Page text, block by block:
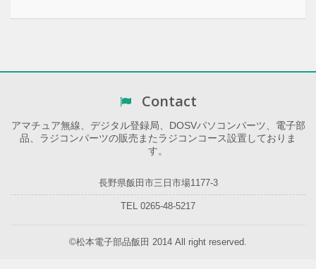
Contact
アマチュア無線、デジタル登録局、DOSVパソコンパーツ、電子部
品、ラジコンパーツの販売またラジコンコース設置しておりま
す。
長野県飯田市三日市場1177-3
TEL 0265-48-5217
©松本電子部品飯田 2014 All right reserved.